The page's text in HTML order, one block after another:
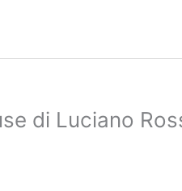
di Luciano